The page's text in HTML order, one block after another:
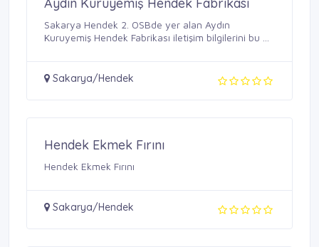
Sakarya Hendek 2. OSBde yer alan Aydın
Kuruyemiş Hendek Fabrikası iletişim bilgilerini bu ...
Sakarya/Hendek
Hendek Ekmek Fırını
Hendek Ekmek Fırını
Sakarya/Hendek